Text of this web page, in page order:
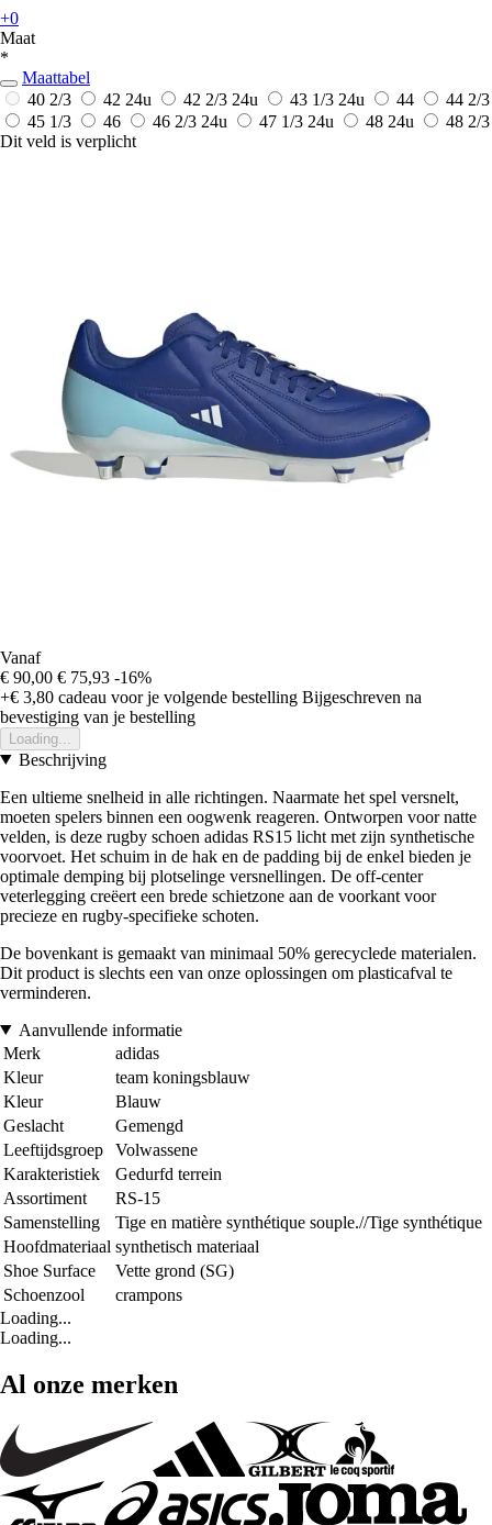
+0
Maat
*
Maattabel
40 2/3
42 24u 42 2/3 24u 43 1/3 24u 44
44 2/3
45 1/3
46 46 2/3 24u 47 1/3 24u 48 24u
48 2/3
Dit veld is verplicht
Vanaf
€ 90,00 € 75,93 -16%
+€ 3,80 cadeau voor je volgende bestelling Bijgeschreven na
bevestiging van je bestelling
Loading...
Beschrijving
Een ultieme snelheid in alle richtingen. Naarmate het spel versnelt,
moeten spelers binnen een oogwenk reageren. Ontworpen voor natte
velden, is deze rugby schoen adidas RS15 licht met zijn synthetische
voorvoet. Het schuim in de hak en de padding bij de enkel bieden je
optimale demping bij plotselinge versnellingen. De off-center
veterlegging creëert een brede schietzone aan de voorkant voor
precieze en rugby-specifieke schoten.
De bovenkant is gemaakt van minimaal 50% gerecyclede materialen.
Dit product is slechts een van onze oplossingen om plasticafval te
verminderen.
Aanvullende informatie
Merk
adidas
Kleur
team koningsblauw
Kleur
Blauw
Geslacht
Gemengd
Leeftijdsgroep
Volwassene
Karakteristiek
Gedurfd terrein
Assortiment
RS-15
Samenstelling
Tige en matière synthétique souple.//Tige synthétique
Hoofdmateriaal synthetisch materiaal
Shoe Surface
Vette grond (SG)
Schoenzool
crampons
Loading...
Loading...
Al onze merken